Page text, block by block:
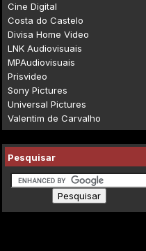
Cine Digital
Costa do Castelo
Divisa Home Video
LNK Audiovisuais
MPAudiovisuais
Prisvideo
Sony Pictures
Universal Pictures
Valentim de Carvalho
Pesquisar